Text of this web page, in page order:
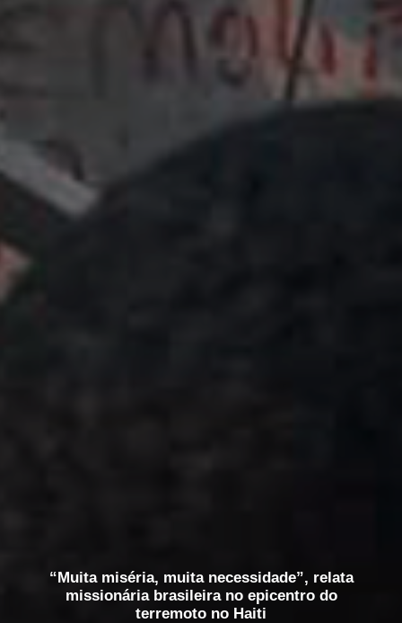
“Muita miséria, muita necessidade”, relata
missionária brasileira no epicentro do
terremoto no Haiti